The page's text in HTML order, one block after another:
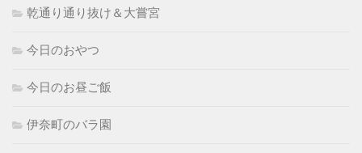
乾通り通り抜け＆大嘗宮
今日のおやつ
今日のお昼ご飯
伊奈町のバラ園